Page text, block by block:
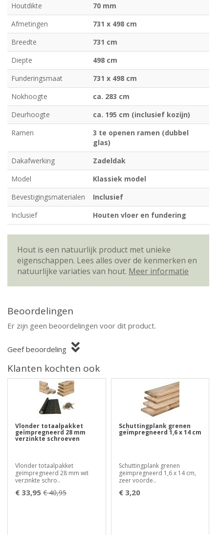
Houtdikte
70 mm
Afmetingen
731 x 498 cm
Breedte
731 cm
Diepte
498 cm
Funderingsmaat
731 x 498 cm
Nokhoogte
ca. 283 cm
Deurhoogte
ca. 195 cm (inclusief kozijn)
Ramen
3 te openen ramen (dubbel
glas)
Dakafwerking
Zadeldak
Model
Klassiek model
Bevestigingsmaterialen
Inclusief
Inclusief
Houten vloer en fundering
Hout is een natuurlijk product met unieke
eigenschappen. Lees alles over de kenmerken en
natuurlijke variaties van hout. Meer informatie
Beoordelingen
Er zijn geen beoordelingen voor dit product.
Geef beoordeling
Klanten kochten ook
Vlonder totaalpakket
geïmpregneerd 28 mm
verzinkte schroeven
Vlonder totaalpakket
geïmpregneerd 28 mm wit
verzinkte schro..
€ 33,95 € 40,95
Schuttingplank grenen
geïmpregneerd 1,6 x 14 cm
Schuttingplank grenen
geïmpregneerd 1,6 x 14 cm,
zeer voorde..
€ 3,20